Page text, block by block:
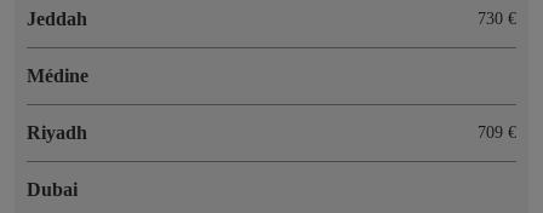
Jeddah 730 €
Médine
Riyadh 709 €
Dubai